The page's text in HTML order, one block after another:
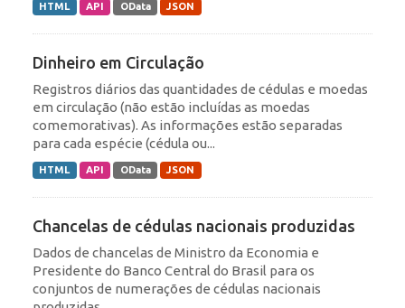
HTML API OData JSON
Dinheiro em Circulação
Registros diários das quantidades de cédulas e moedas
em circulação (não estão incluídas as moedas
comemorativas). As informações estão separadas
para cada espécie (cédula ou...
HTML API OData JSON
Chancelas de cédulas nacionais produzidas
Dados de chancelas de Ministro da Economia e
Presidente do Banco Central do Brasil para os
conjuntos de numerações de cédulas nacionais